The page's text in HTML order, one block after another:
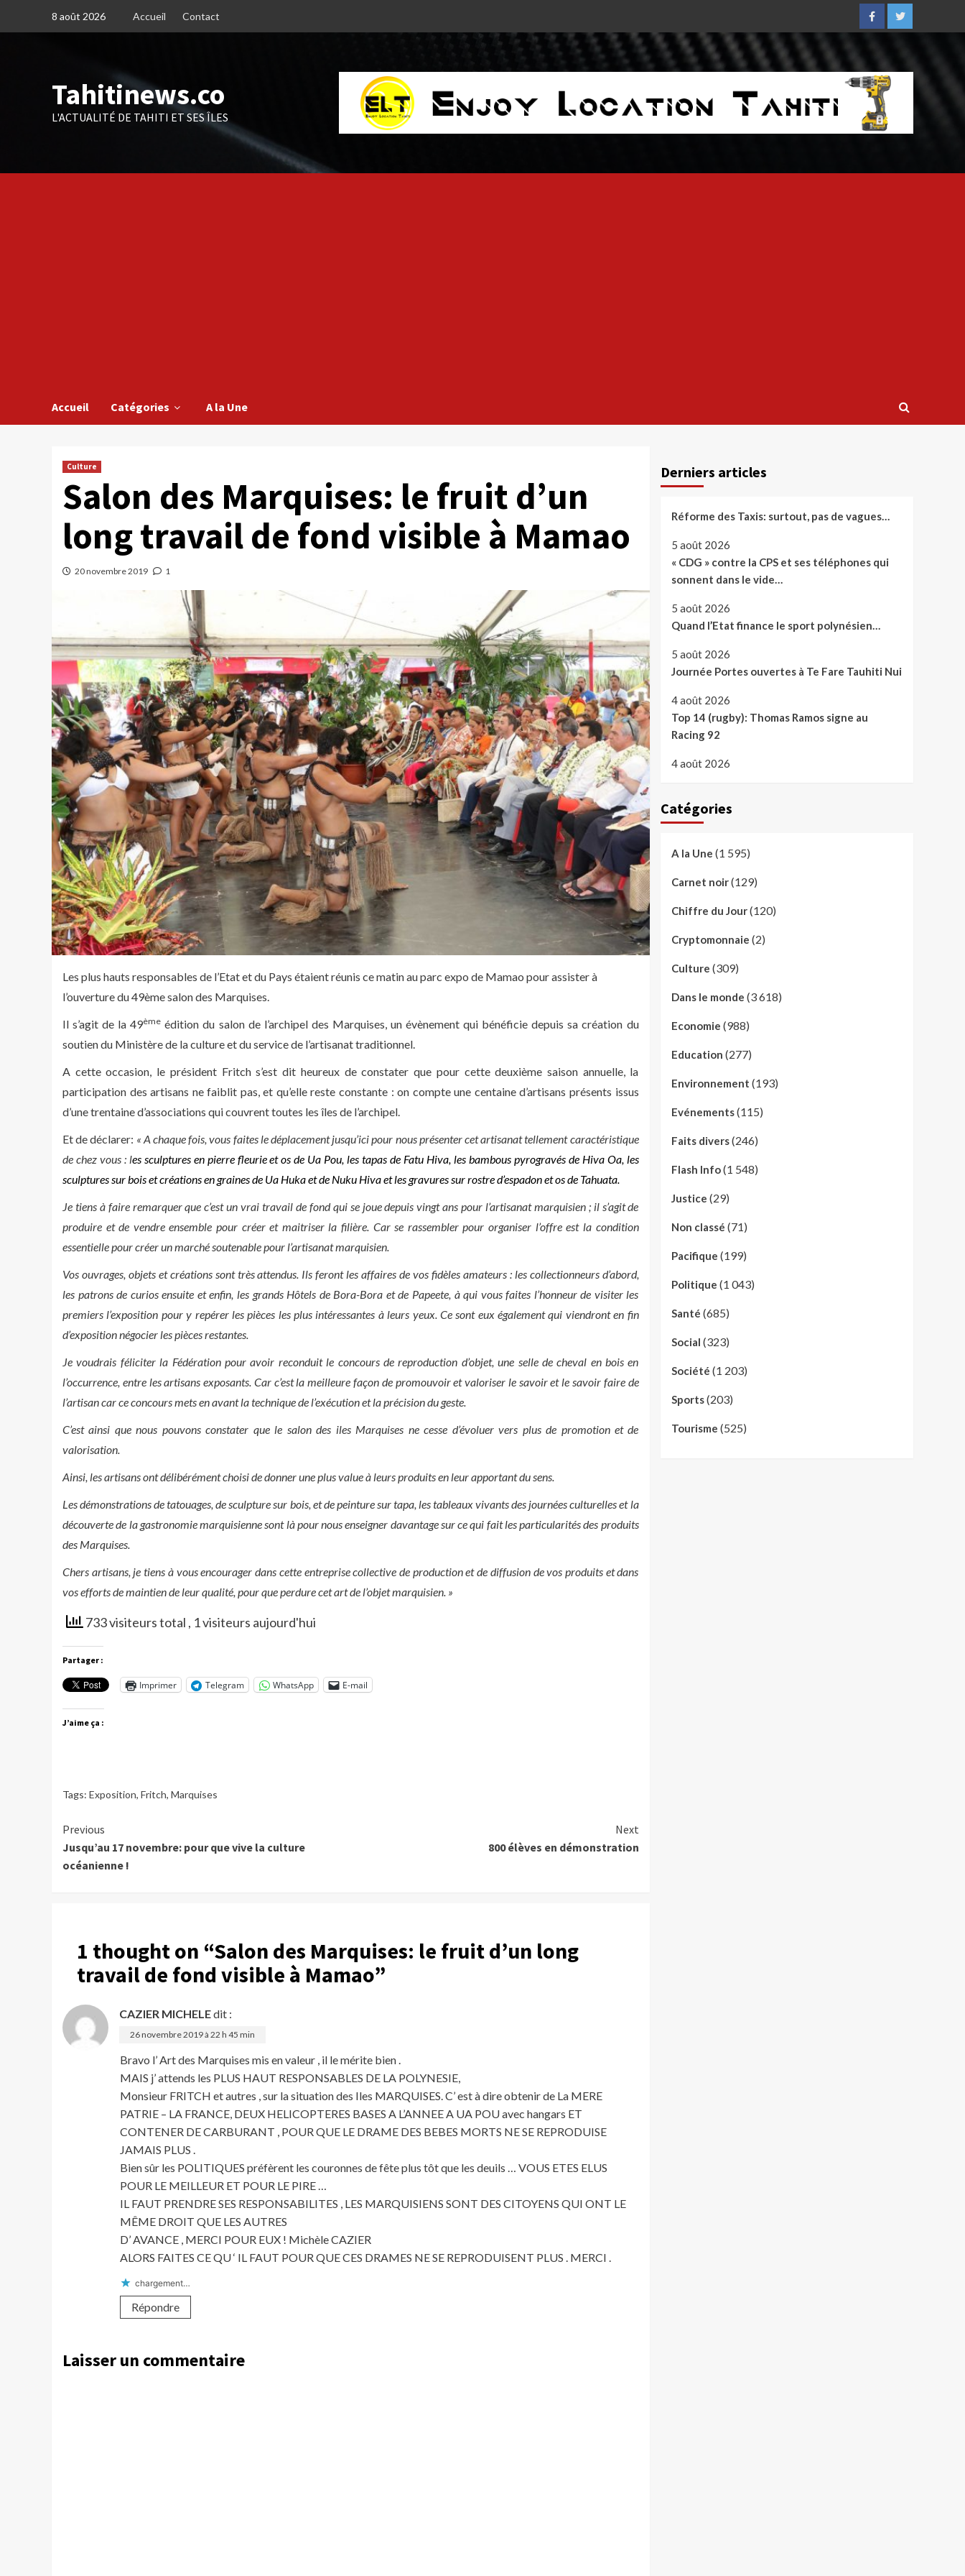
8 août 2026 Accueil Contact
FacebookTwitter
Tahitinews.co
L'ACTUALITÉ DE TAHITI ET SES ÎLES
Accueil Catégories A la Une
Culture
Salon des Marquises: le fruit d’un
long travail de fond visible à Mamao
20 novembre 2019 1
Les plus hauts responsables de l’Etat et du Pays étaient réunis ce matin au parc expo de Mamao pour assister à
l’ouverture du 49ème salon des Marquises.
Il s’agit de la 49ème édition du salon de l’archipel des Marquises, un évènement qui bénéficie depuis sa création du
soutien du Ministère de la culture et du service de l’artisanat traditionnel.
A cette occasion, le président Fritch s’est dit heureux de constater que pour cette deuxième saison annuelle, la
participation des artisans ne faiblit pas, et qu’elle reste constante : on compte une centaine d’artisans présents issus
d’une trentaine d’associations qui couvrent toutes les îles de l’archipel.
Et de déclarer: « A chaque fois, vous faites le déplacement jusqu’ici pour nous présenter cet artisanat tellement caractéristique
de chez vous : les sculptures en pierre fleurie et os de Ua Pou, les tapas de Fatu Hiva, les bambous pyrogravés de Hiva Oa, les
sculptures sur bois et créations en graines de Ua Huka et de Nuku Hiva et les gravures sur rostre d’espadon et os de Tahuata.
Je tiens à faire remarquer que c’est un vrai travail de fond qui se joue depuis vingt ans pour l’artisanat marquisien ; il s’agit de
produire et de vendre ensemble pour créer et maitriser la filière. Car se rassembler pour organiser l’offre est la condition
essentielle pour créer un marché soutenable pour l’artisanat marquisien.
Vos ouvrages, objets et créations sont très attendus. Ils feront les affaires de vos fidèles amateurs : les collectionneurs d’abord,
les patrons de curios ensuite et enfin, les grands Hôtels de Bora-Bora et de Papeete, à qui vous faites l’honneur de visiter les
premiers l’exposition pour y repérer les pièces les plus intéressantes à leurs yeux. Ce sont eux également qui viendront en fin
d’exposition négocier les pièces restantes.
Je voudrais féliciter la Fédération pour avoir reconduit le concours de reproduction d’objet, une selle de cheval en bois en
l’occurrence, entre les artisans exposants. Car c’est la meilleure façon de promouvoir et valoriser le savoir et le savoir faire de
l’artisan car ce concours mets en avant la technique de l’exécution et la précision du geste.
C’est ainsi que nous pouvons constater que le salon des iles Marquises ne cesse d’évoluer vers plus de promotion et de
valorisation.
Ainsi, les artisans ont délibérément choisi de donner une plus value à leurs produits en leur apportant du sens.
Les démonstrations de tatouages, de sculpture sur bois, et de peinture sur tapa, les tableaux vivants des journées culturelles et la
découverte de la gastronomie marquisienne sont là pour nous enseigner davantage sur ce qui fait les particularités des produits
des Marquises.
Chers artisans, je tiens à vous encourager dans cette entreprise collective de production et de diffusion de vos produits et dans
vos efforts de maintien de leur qualité, pour que perdure cet art de l’objet marquisien. »
733 visiteurs total , 1 visiteurs aujourd'hui
Partager :
Imprimer Telegram WhatsApp E-mail
J’aime ça :
Tags: Exposition, Fritch, Marquises
Continue
Reading
Previous
Jusqu’au 17 novembre: pour que vive la culture
océanienne !
Next
800 élèves en démonstration
1 thought on “Salon des Marquises: le fruit d’un long
travail de fond visible à Mamao”
CAZIER MICHELEdit :
26 novembre 2019 à 22 h 45 min
Bravo l’ Art des Marquises mis en valeur , il le mérite bien .
MAIS j’ attends les PLUS HAUT RESPONSABLES DE LA POLYNESIE,
Monsieur FRITCH et autres , sur la situation des Iles MARQUISES. C’ est à dire obtenir de La MERE
PATRIE – LA FRANCE, DEUX HELICOPTERES BASES A L’ANNEE A UA POU avec hangars ET
CONTENER DE CARBURANT , POUR QUE LE DRAME DES BEBES MORTS NE SE REPRODUISE
JAMAIS PLUS .
Bien sûr les POLITIQUES préfèrent les couronnes de fête plus tôt que les deuils … VOUS ETES ELUS
POUR LE MEILLEUR ET POUR LE PIRE …
IL FAUT PRENDRE SES RESPONSABILITES , LES MARQUISIENS SONT DES CITOYENS QUI ONT LE
MÊME DROIT QUE LES AUTRES
D’ AVANCE , MERCI POUR EUX ! Michèle CAZIER
ALORS FAITES CE QU ‘ IL FAUT POUR QUE CES DRAMES NE SE REPRODUISENT PLUS . MERCI .
chargement…
Répondre
Laisser un commentaire
Derniers articles
Réforme des Taxis: surtout, pas de vagues…
5 août 2026
« CDG » contre la CPS et ses téléphones qui
sonnent dans le vide…
5 août 2026
Quand l’Etat finance le sport polynésien…
5 août 2026
Journée Portes ouvertes à Te Fare Tauhiti Nui
4 août 2026
Top 14 (rugby): Thomas Ramos signe au
Racing 92
4 août 2026
Catégories
A la Une (1 595)
Carnet noir(129)
Chiffre du Jour(120)
Cryptomonnaie (2)
Culture (309)
Dans le monde (3 618)
Economie (988)
Education (277)
Environnement (193)
Evénements(115)
Faits divers(246)
Flash Info(1 548)
Justice (29)
Non classé (71)
Pacifique (199)
Politique (1 043)
Santé (685)
Social (323)
Société (1 203)
Sports(203)
Tourisme (525)